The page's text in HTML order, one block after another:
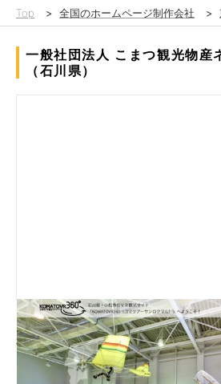
Top > 全国のホームページ制作会社 >
一般社団法人 こまつ観光物産
（石川県）
こまつ観光物産ネットワーク様からご
松市のＶＲ観光サイト「
マル）」を制作させていただきました
マツアーサンロクマル）」は小松市の